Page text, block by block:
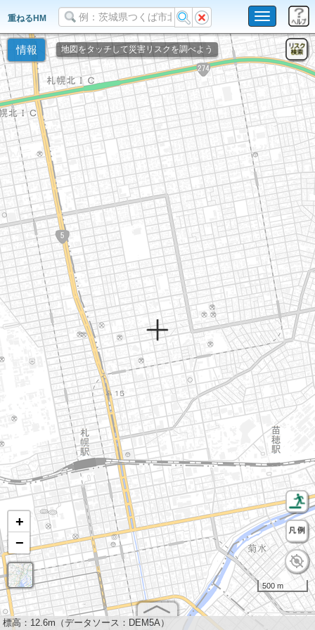
Toggle
navigation
重ねるHM
情報
+
−
500 m
地図をタッチして災害リスクを調べよう
標高： 12.6m（データソース：DEM5A）